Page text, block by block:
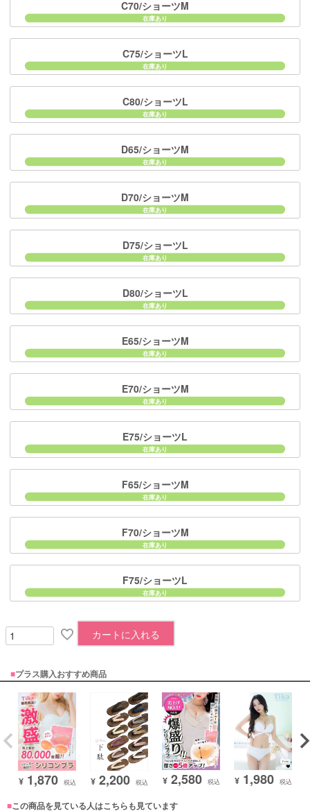
C70/ショーツM
C75/ショーツL
C80/ショーツL
D65/ショーツM
D70/ショーツM
D75/ショーツL
D80/ショーツL
E65/ショーツM
E70/ショーツM
E75/ショーツL
F65/ショーツM
F70/ショーツM
F75/ショーツL
カートに入れる
■プラス購入おすすめ商品
¥ 1,870 税込 ¥ 2,200 税込 ¥ 2,580 税込 ¥ 1,980 税込
■この商品を見ている人はこちらも見ています